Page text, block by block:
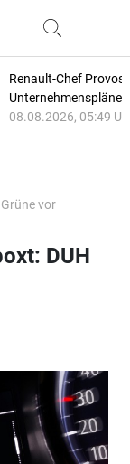
Renault-Chef
08.08.2026, 05:49
vor
DUH